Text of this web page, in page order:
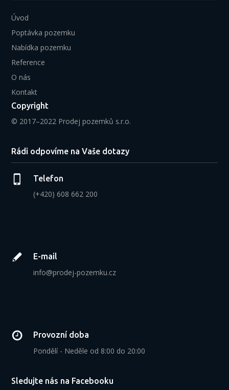
Úvod
Poptávka pozemku
Nabídka pozemku
Reference
O nás
Kontakt
Copyright
© 2017–2022 Prodej pozemků s.r.o.
Rádi odpovíme na Vaše dotazy
Telefon
(+420) 608 662 200
E-mail
info@prodej-pozemku.cz
Provozní doba
Pondělí - Neděle od 8:00 do 20:00
Sledujte nás na Facebooku